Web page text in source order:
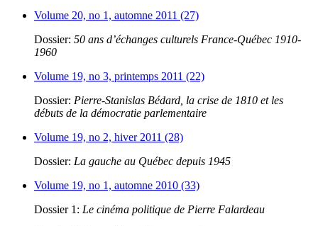
Volume 20, no 1, automne 2011 (27)
Dossier: 50 ans d’échanges culturels France-Québec 1910-
1960
Volume 19, no 3, printemps 2011 (22)
Dossier: Pierre-Stanislas Bédard, la crise de 1810 et les
débuts de la démocratie parlementaire
Volume 19, no 2, hiver 2011 (28)
Dossier: La gauche au Québec depuis 1945
Volume 19, no 1, automne 2010 (33)
Dossier 1: Le cinéma politique de Pierre Falardeau